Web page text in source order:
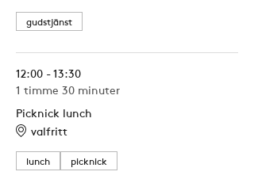
gudstjänst
12:00 - 13:30
1 timme 30 minuter
Picknick lunch
valfritt
lunch picknick